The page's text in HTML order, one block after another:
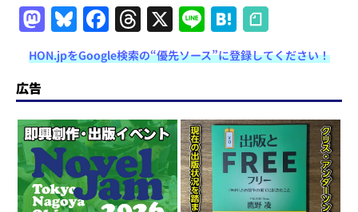
M
a
st
o
d
o
n
Bl
u
e
s
k
y
F
a
c
e
b
o
o
k
T
h
re
a
d
s
X Li
n
e
H
at
e
n
a
HON.jpをGoogle検索の“優先ソース”に登録してください！
広告